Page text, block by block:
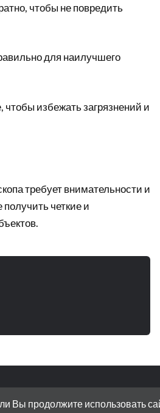
чтобы не повредить
для наилучшего
избежать загрязнений и
требует внимательности и
четкие и
ДОМ 15 СТРОЕНИЕ 11
продолжите использовать